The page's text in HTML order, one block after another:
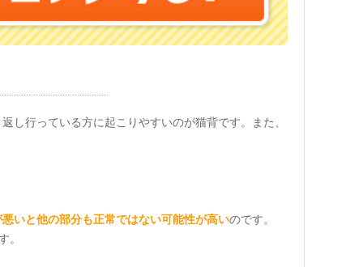
し行っている方に起こりやすいのが猫背です。また、
いと他の部分も正常ではない可能性が高いのです。
。